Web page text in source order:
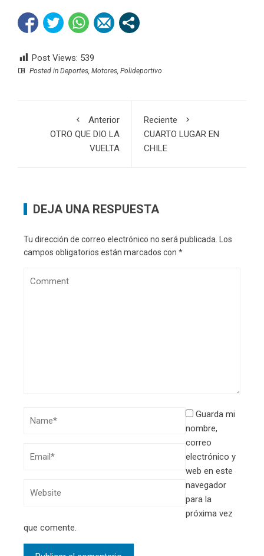
Post Views: 539
Posted in Deportes, Motores, Polideportivo
Anterior
OTRO QUE DIO LA
VUELTA
Reciente
CUARTO LUGAR EN
CHILE
DEJA UNA RESPUESTA
Tu dirección de correo electrónico no será publicada. Los
campos obligatorios están marcados con *
Guarda mi
nombre,
correo
electrónico y
web en este
navegador
para la
próxima vez
que comente.